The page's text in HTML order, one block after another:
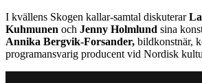
I kvällens Skogen kallar-samtal diskuterar
Kuhmunen och Jenny Holmlund sina
Annika Bergvik-Forsander, bildkonstnär,
programansvarig producent vid Nordisk